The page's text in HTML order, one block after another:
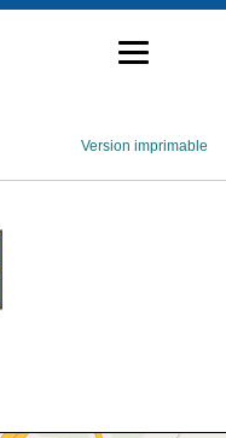
Version imprimable